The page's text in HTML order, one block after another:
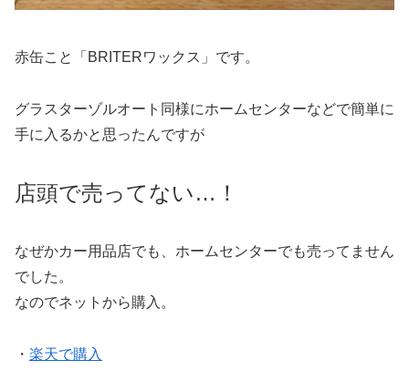
赤缶こと「BRITERワックス」です。
グラスターゾルオート同様にホームセンターなどで簡単に
手に入るかと思ったんですが
店頭で売ってない…！
なぜかカー用品店でも、ホームセンターでも売ってません
でした。
なのでネットから購入。
・ 楽天で購入